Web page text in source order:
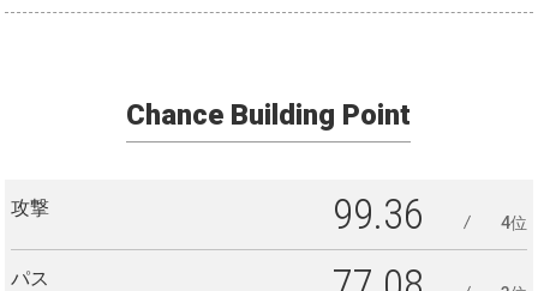
Chance Building Point
攻撃 99.36 4位
パス